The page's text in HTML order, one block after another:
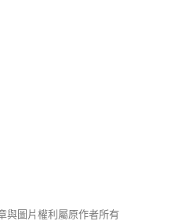
與圖片權利屬原作者所有